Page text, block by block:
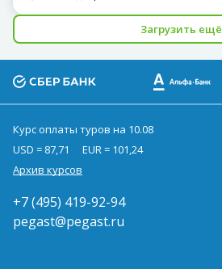
Загрузить ещё
Курс оплаты туров на 10.08
USD = 87,71
EUR = 101,24
Архив курсов
+7 (495) 419-92-94
pegast@pegast.ru